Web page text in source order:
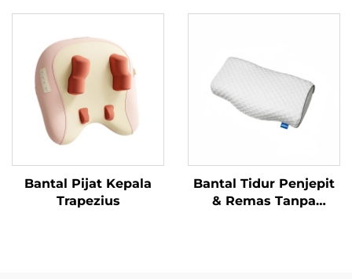
Bantal Pijat Kepala
Trapezius
Bantal Tidur Penjepit
& Remas Tanpa